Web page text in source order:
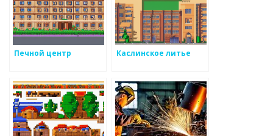
Печной центр Каслинское литье